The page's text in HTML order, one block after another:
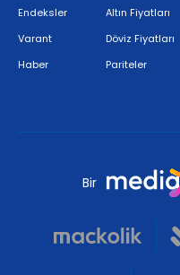
Endeksler
Varant
Haber
Altın Fiyatları
Döviz Fiyatları
Pariteler
Bir